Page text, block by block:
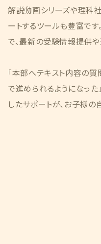
解説動画シリーズや理科
ートするツールも豊富で
で、最新の受験情報提供
「本部へテキスト内容の
で進められるようになった
したサポートが、お子様